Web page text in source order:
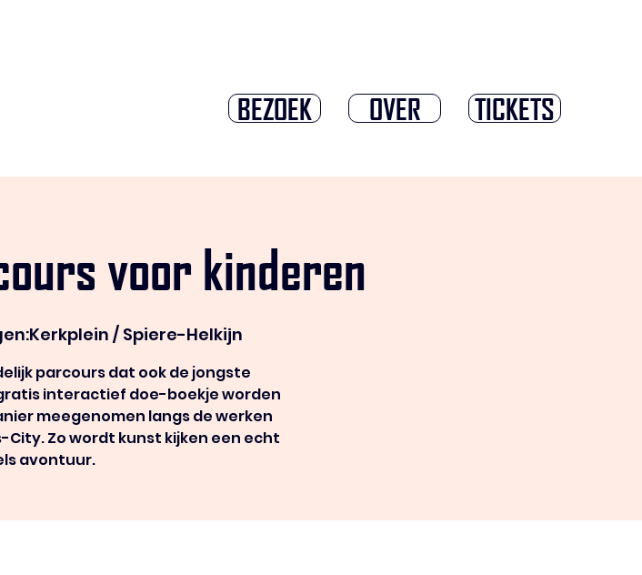
TICKETS
OVER
BEZOEK
voor kinderen
/ Spiere-Helkijn
parcours dat ook de jongste
interactief doe-boekje worden
meegenomen langs de werken
Zo wordt kunst kijken een echt
avontuur.